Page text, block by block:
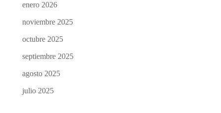
enero 2026
noviembre 2025
octubre 2025
septiembre 2025
agosto 2025
julio 2025